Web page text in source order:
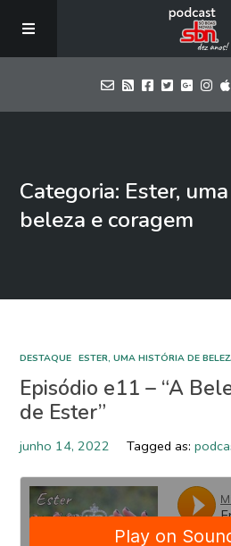
Episódios
Contate-nos
Assine agora!
Categoria: Ester,
beleza e coragem
DESTAQUE ESTER, UMA HISTÓRIA DE
Episódio e11 – “A
de Ester”
junho 14, 2022 Tagged as: